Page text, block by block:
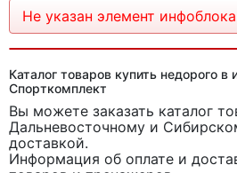
Не указан элемент
Каталог товаров купить недорого в
Спорткомплект
Вы можете заказать каталог
Дальневосточному и
доставкой.
Информация об оплате и